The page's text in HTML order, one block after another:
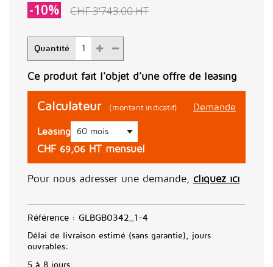
Quantité
-10% CHF 3'743.00HT
Ce produit fait l'objet d'une offre de leasing
Calculateur (montant indicatif) Demande
Leasing
CHF 69,06 HT mensuel
Pour nous adresser une demande, cliquez ici
Référence : GLBGB0342_1-4
Délai de livraison estimé (sans garantie), jours
ouvrables:
5 à 8 jours